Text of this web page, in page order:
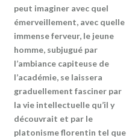
peut imaginer avec quel
émerveillement, avec quelle
immense ferveur, le jeune
homme, subjugué par
l’ambiance capiteuse de
l’académie, se laissera
graduellement fasciner par
la vie intellectuelle qu’il y
découvrait et par le
platonisme florentin tel que